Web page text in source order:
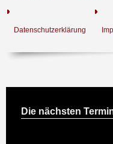
Datenschutzerklärung
Die nächsten